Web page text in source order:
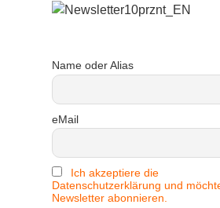
Name oder Alias
eMail
Ich akzeptiere die
Datenschutzerklärung und
Newsletter abonnieren.